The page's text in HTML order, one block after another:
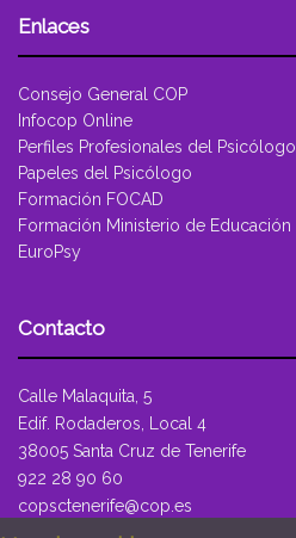
Enlaces
Consejo General COP
Infocop Online
Perfiles Profesionales del Psicólogo
Papeles del Psicólogo
Formación FOCAD
Formación Ministerio de Educación
EuroPsy
Contacto
Calle Malaquita, 5
Edif. Rodaderos, Local 4
38005 Santa Cruz de Tenerife
922 28 90 60
copsctenerife@cop.es